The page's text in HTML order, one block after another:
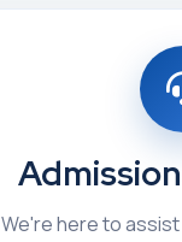
We're here to